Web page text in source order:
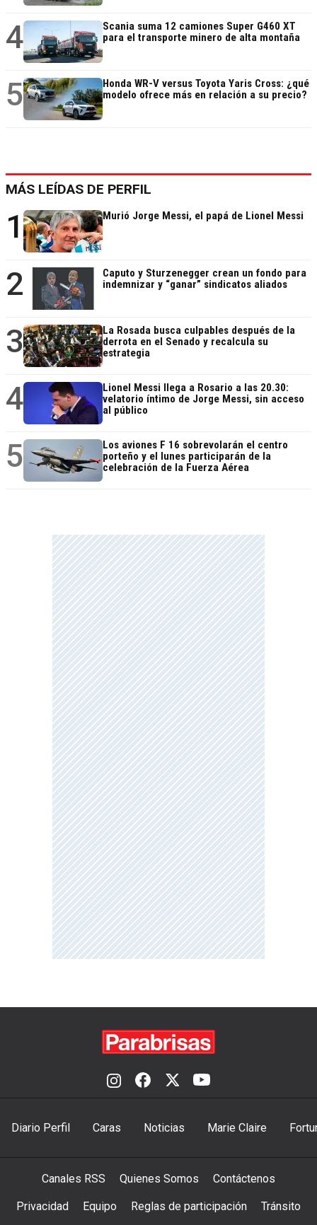
4
Scania suma 12 camiones Super G460 XT
para el transporte minero de alta montaña
5
Honda WR-V versus Toyota Yaris Cross: ¿qué
modelo ofrece más en relación a su precio?
MÁS LEÍDAS DE PERFIL
1 Murió Jorge Messi, el papá de Lionel Messi
2
Caputo y Sturzenegger crean un fondo para
indemnizar y “ganar” sindicatos aliados
3
La Rosada busca culpables después de la
derrota en el Senado y recalcula su
estrategia
4
Lionel Messi llega a Rosario a las 20.30:
velatorio íntimo de Jorge Messi, sin acceso
al público
5
Los aviones F 16 sobrevolarán el centro
porteño y el lunes participarán de la
celebración de la Fuerza Aérea
Diario Perfil Caras Noticias Marie Claire
Canales RSS Quienes Somos Contáctenos
Privacidad Equipo Reglas de participación Tránsito